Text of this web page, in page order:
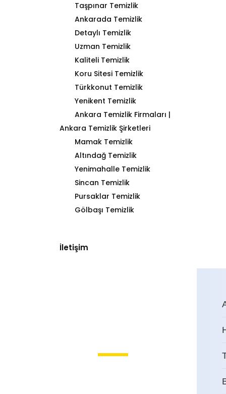
Taşpınar Temizlik
Ankarada Temizlik
Detaylı Temizlik
Uzman Temizlik
Kaliteli Temizlik
Koru Sitesi Temizlik
Türkkonut Temizlik
Yenikent Temizlik
Ankara Temizlik Firmaları |
Ankara Temizlik Şirketleri
Mamak Temizlik
Altındağ Temizlik
Yenimahalle Temizlik
Sincan Temizlik
Pursaklar Temizlik
Gölbaşı Temizlik
İletişim